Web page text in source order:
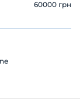
60000 грн